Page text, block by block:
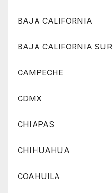
BAJA CALIFORNIA
BAJA CALIFORNIA SUR
CAMPECHE
CDMX
CHIAPAS
CHIHUAHUA
COAHUILA